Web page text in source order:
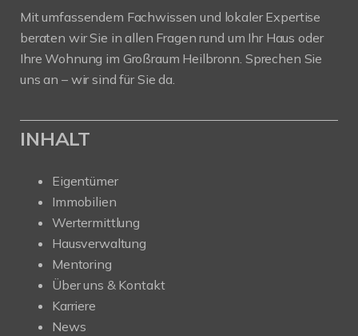
Mit umfassendem Fachwissen und lokaler Expertise
beraten wir Sie in allen Fragen rund um Ihr Haus oder
Ihre Wohnung im Großraum Heilbronn. Sprechen Sie
uns an – wir sind für Sie da.
INHALT
Eigentümer
Immobilien
Wertermittlung
Hausverwaltung
Mentoring
Über uns & Kontakt
Karriere
News